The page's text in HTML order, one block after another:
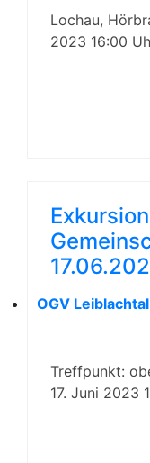
Lochau,
2023 16:00
Exkursion
OGV Leiblachtal
Treffpunkt:
17. Juni 2023